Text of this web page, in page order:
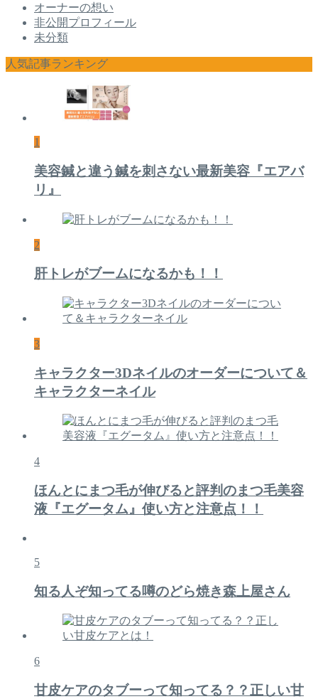
オーナーの想い
非公開プロフィール
未分類
人気記事ランキング
1
美容鍼と違う鍼を刺さない最新美容『エアバ
リ』
2
肝トレがブームになるかも！！
3
キャラクター3Dネイルのオーダーについて＆
キャラクターネイル
4
ほんとにまつ毛が伸びると評判のまつ毛美容
液『エグータム』使い方と注意点！！
5
知る人ぞ知ってる噂のどら焼き森上屋さん
6
甘皮ケアのタブーって知ってる？？正しい甘